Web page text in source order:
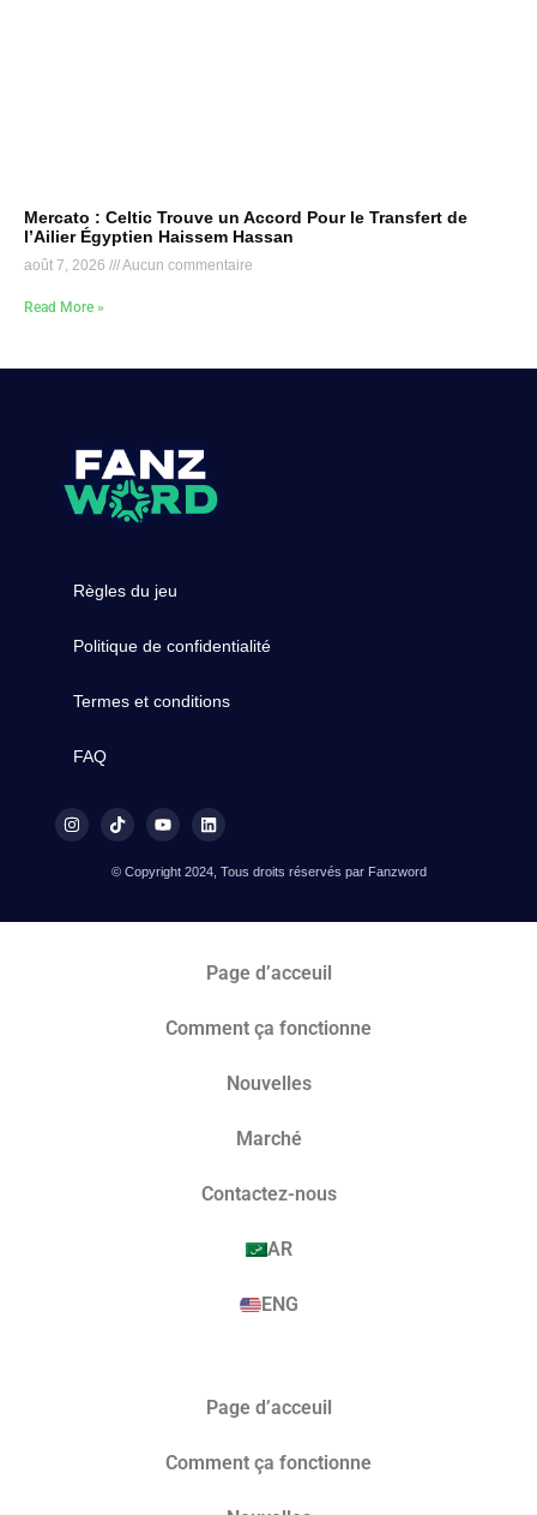
Mercato : Celtic Trouve un Accord Pour le Transfert de
l’Ailier Égyptien Haissem Hassan
août 7, 2026 Aucun commentaire
Read More »
Règles du jeu
Politique de confidentialité
Termes et conditions
FAQ
© Copyright 2024, Tous droits réservés par Fanzword
Page d’acceuil
Comment ça fonctionne
Nouvelles
Marché​
Contactez-nous
AR
ENG
Page d’acceuil
Comment ça fonctionne